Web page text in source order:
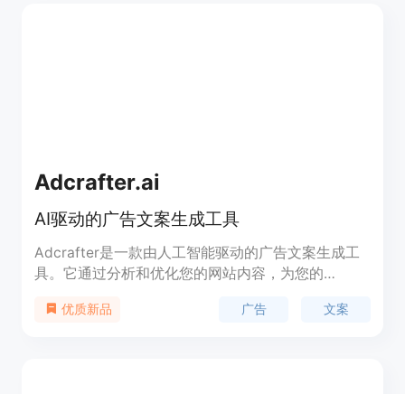
Adcrafter.ai
AI驱动的广告文案生成工具
Adcrafter是一款由人工智能驱动的广告文案生成工
具。它通过分析和优化您的网站内容，为您的
题和文本。Adcrafter不仅可以帮助您节省时间，还
优质新品 广告 文案